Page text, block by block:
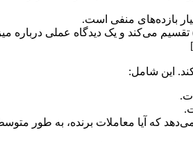
تقسیم می‌کند و یک دیدگاه عملی درباره
این شامل: